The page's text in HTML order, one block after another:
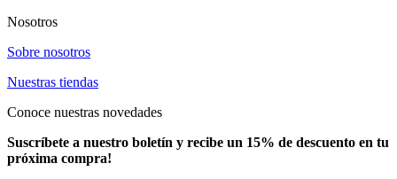
Nosotros
Sobre nosotros
Nuestras tiendas
Conoce nuestras novedades
Suscríbete a nuestro boletín y recibe un 15% de descuento en tu
próxima compra!